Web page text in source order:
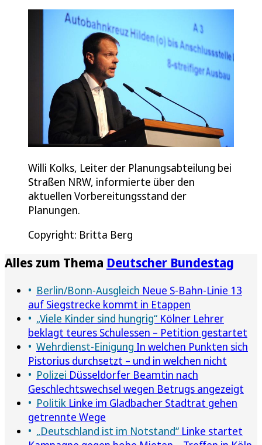
Willi Kolks, Leiter der Planungsabteilung bei
Straßen NRW, informierte über den
aktuellen Vorbereitungsstand der
Planungen.
Copyright: Britta Berg
Alles zum Thema Deutscher Bundestag
Berlin/Bonn-Ausgleich Neue S-Bahn-Linie 13
auf Siegstrecke kommt in Etappen
„Viele Kinder sind hungrig“ Kölner Lehrer
beklagt teures Schulessen – Petition gestartet
Wehrdienst-Einigung In welchen Punkten sich
Pistorius durchsetzt – und in welchen nicht
Polizei Düsseldorfer Beamtin nach
Geschlechtswechsel wegen Betrugs angezeigt
Politik Linke im Gladbacher Stadtrat gehen
getrennte Wege
„Deutschland ist im Notstand“ Linke startet